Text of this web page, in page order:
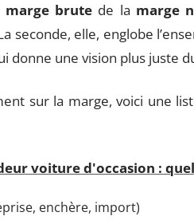
marge brute de la marge
seconde, elle, englobe
donne une vision plus juste
sur la marge, voici une
voiture d'occasion :
enchère, import)